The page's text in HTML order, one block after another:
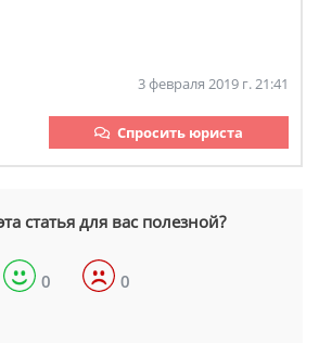
3 февраля 2019 г. 21:41
Спросить юриста
статья для вас полезной?
0 0